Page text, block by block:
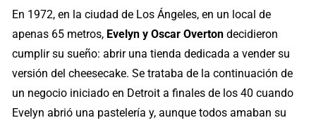
En 1972, en la ciudad de Los Ángeles, en un local de
apenas 65 metros, Evelyn y Oscar Overton decidieron
cumplir su sueño: abrir una tienda dedicada a vender su
versión del cheesecake. Se trataba de la continuación de
un negocio iniciado en Detroit a finales de los 40 cuando
Evelyn abrió una pastelería y, aunque todos amaban su